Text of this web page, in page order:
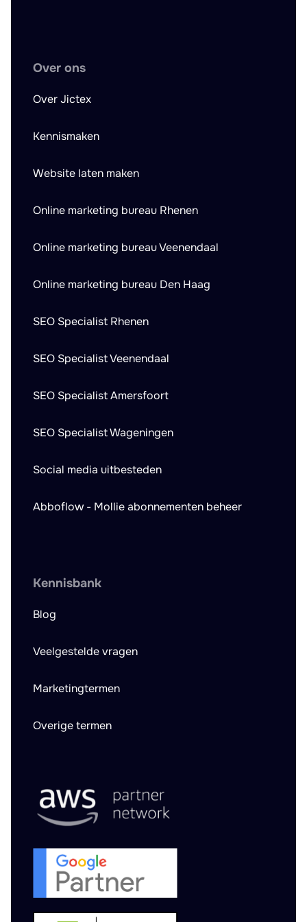
Over ons
Over Jictex
Kennismaken
Website laten maken
Online marketing bureau Rhenen
Online marketing bureau Veenendaal
Online marketing bureau Den Haag
SEO Specialist Rhenen
SEO Specialist Veenendaal
SEO Specialist Amersfoort
SEO Specialist Wageningen
Social media uitbesteden
Abboflow - Mollie abonnementen beheer
Kennisbank
Blog
Veelgestelde vragen
Marketingtermen
Overige termen